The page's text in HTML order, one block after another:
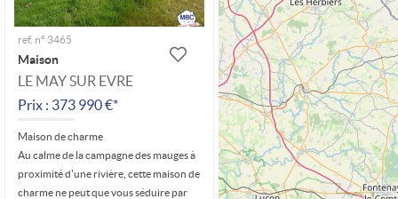
ref. n° 3465
Maison
LE MAY SUR EVRE
Prix : 373 990 €*
Maison de charme
Au calme de la campagne des mauges à
proximité d'une rivière, cette maison de
charme ne peut que vous séduire par